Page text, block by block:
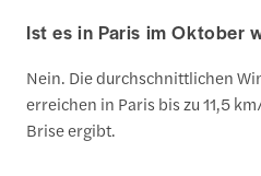
Ist es in Paris im Oktober
Nein. Die durchschnittlichen
erreichen in Paris bis zu 11,5
Brise ergibt.